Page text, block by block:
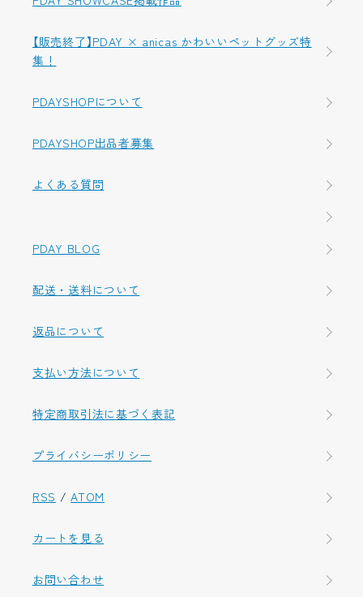
【販売終了】PDAY × anicas かわいいペットグッズ特
集！
PDAYSHOPについて
PDAYSHOP出品者募集
よくある質問
PDAY BLOG
配送・送料について
返品について
支払い方法について
特定商取引法に基づく表記
プライバシーポリシー
RSS /ATOM
カートを見る
お問い合わせ